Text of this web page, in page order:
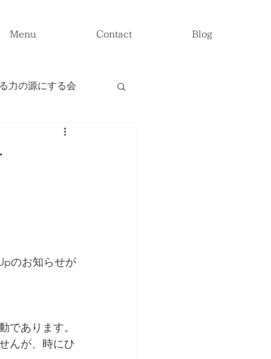
Menu Contact Blog
力の源にする会
ト
のお知らせが
であります。
んが、時にひ